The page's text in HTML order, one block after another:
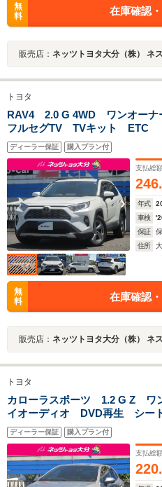
無
料
在庫確認
販売店： ネッツトヨタ大分（株） ネ
トヨタ
RAV4 2.0 G 4WD ワンオー
フルセグTV TVキット ETC
正アルミ 4WD シートポジショ
ディーラー保証 購入プラン付
支払総
246.
年式
車検
保証
住所
無
料
在庫確認
販売店： ネッツトヨタ大分（株） ネ
トヨタ
カローラスポーツ 1.2 G Z ワ
イオーディオ DVD再生 シー
レコ前後 純正アルミ サポカー
ディーラー保証 購入プラン付
支払総額
220.